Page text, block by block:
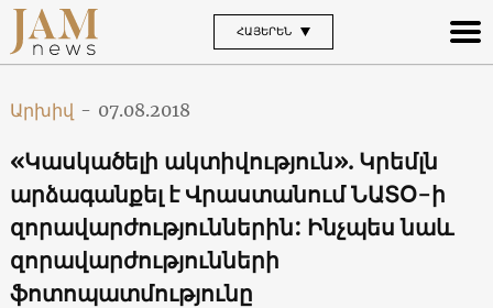
ՀԱՅԵՐԵՆ
Արխիվ - 07.08.2018
«Կասկածելի ակտիվություն». Կրեմլն
արձագանքել է Վրաստանում ՆԱՏՕ-ի
զորավարժություններին: Ինչպես նաև
զորավարժությունների
ֆոտոպատմությունը